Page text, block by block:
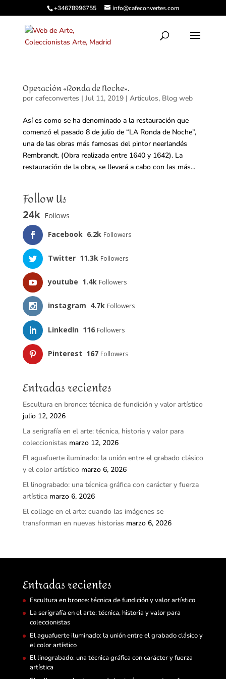
+34678996755 info@cafeconvertes.com
Operación «Ronda de Noche».
por cafeconvertes | Jul 11, 2019| Articulos, Blog web
Así es como se ha denominado a la restauración que
comenzó el pasado 8 de julio de “LA Ronda de Noche”,
una de las obras más famosas del pintor neerlandés
Rembrandt. (Obra realizada entre 1640 y 1642). La
restauración de la obra, se llevará a cabo con las más...
Follow Us
24k Follows
Facebook 6.2k Followers
Twitter 11.3k Followers
youtube 1.4k Followers
instagram 4.7k Followers
LinkedIn 116 Followers
Pinterest 167 Followers
Entradas recientes
Escultura en bronce: técnica de fundición y valor artístico
julio 12, 2026
La serigrafía en el arte: técnica, historia y valor para
coleccionistas marzo 12, 2026
El aguafuerte iluminado: la unión entre el grabado clásico
y el color artístico marzo 6, 2026
El linograbado: una técnica gráfica con carácter y fuerza
artística marzo 6, 2026
El collage en el arte: cuando las imágenes se
transforman en nuevas historias marzo 6, 2026
Entradas recientes
Escultura en bronce: técnica de fundición y valor artístico
La serigrafía en el arte: técnica, historia y valor para
coleccionistas
El aguafuerte iluminado: la unión entre el grabado clásico y
el color artístico
El linograbado: una técnica gráfica con carácter y fuerza
artística